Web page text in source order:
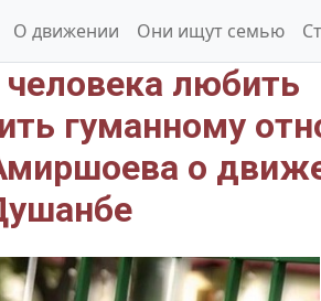
О движении Они ищут семью
человека любить
гуманному
о